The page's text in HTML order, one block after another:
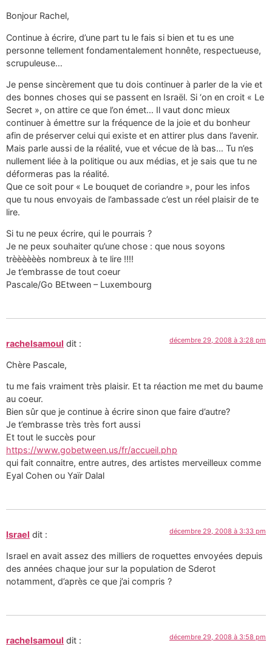
Bonjour Rachel,
Continue à écrire, d’une part tu le fais si bien et tu es une
personne tellement fondamentalement honnête, respectueuse,
scrupuleuse…
Je pense sincèrement que tu dois continuer à parler de la vie et
des bonnes choses qui se passent en Israël. Si ‘on en croit « Le
Secret », on attire ce que l’on émet… Il vaut donc mieux
continuer à émettre sur la fréquence de la joie et du bonheur
afin de préserver celui qui existe et en attirer plus dans l’avenir.
Mais parle aussi de la réalité, vue et vécue de là bas… Tu n’es
nullement liée à la politique ou aux médias, et je sais que tu ne
déformeras pas la réalité.
Que ce soit pour « Le bouquet de coriandre », pour les infos
que tu nous envoyais de l’ambassade c’est un réel plaisir de te
lire.
Si tu ne peux écrire, qui le pourrais ?
Je ne peux souhaiter qu’une chose : que nous soyons
trèèèèèès nombreux à te lire !!!!
Je t’embrasse de tout coeur
Pascale/Go BEtween – Luxembourg
rachelsamoul dit : décembre 29, 2008 à 3:28 pm
Chère Pascale,
tu me fais vraiment très plaisir. Et ta réaction me met du baume
au coeur.
Bien sûr que je continue à écrire sinon que faire d’autre?
Je t’embrasse très très fort aussi
Et tout le succès pour
https://www.gobetween.us/fr/accueil.php
qui fait connaitre, entre autres, des artistes merveilleux comme
Eyal Cohen ou Yaïr Dalal
Israel dit : décembre 29, 2008 à 3:33 pm
Israel en avait assez des milliers de roquettes envoyées depuis
des années chaque jour sur la population de Sderot
notamment, d’après ce que j’ai compris ?
rachelsamoul dit : décembre 29, 2008 à 3:58 pm